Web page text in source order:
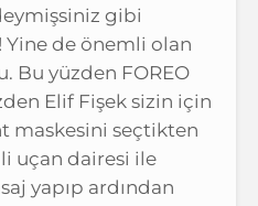
gibi
Yine de önemli olan
Bu yüzden FOREO
Elif Fişek sizin için
maskesini seçtikten
uçan dairesi ile
yapıp ardından